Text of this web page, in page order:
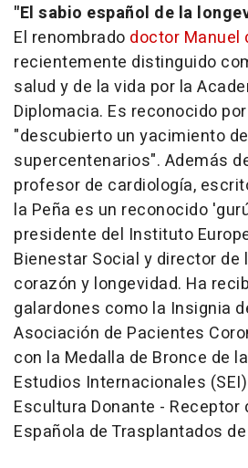
"El sabio español de la
El renombrado doctor Manuel
recientemente distinguido
salud y de la vida por la
Diplomacia. Es reconocido
"descubierto un yacimiento de
supercentenarios". Además
profesor de cardiología,
la Peña es un reconocido
presidente del Instituto
Bienestar Social y director de
corazón y longevidad. Ha
galardones como la Insignia
Asociación de Pacientes
con la Medalla de Bronce de
Estudios Internacionales
Escultura Donante - Receptor
Española de Trasplantados